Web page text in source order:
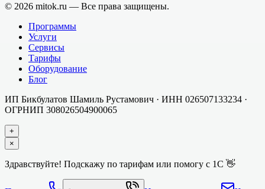
© 2026 mitok.ru — Все права защищены.
Программы
Услуги
Сервисы
Тарифы
Оборудование
Блог
ИП Бикбулатов Шамиль Рустамович · ИНН 026507133234 ·
ОГРНИП 308026504900065
+
×
Здравствуйте! Подскажу по тарифам или помогу с 1С 👋